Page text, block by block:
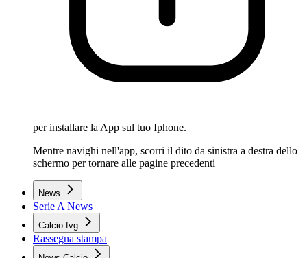
per installare la App sul tuo Iphone.
Mentre navighi nell'app, scorri il dito da sinistra a destra dello
schermo per tornare alle pagine precedenti
News
Serie A News
Calcio fvg
Rassegna stampa